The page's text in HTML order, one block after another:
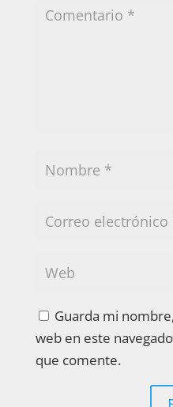
Guarda mi
web en este
que comente.